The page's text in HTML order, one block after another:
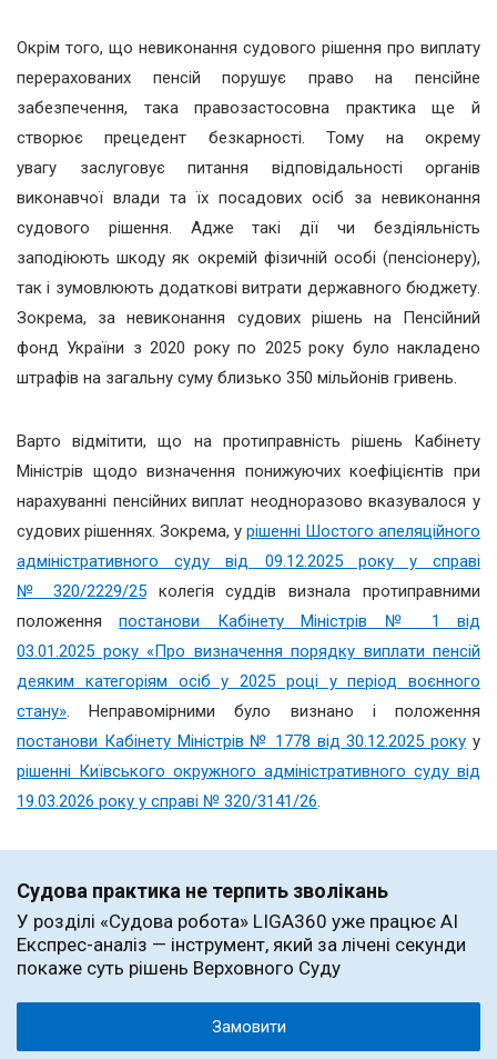
Окрім того, що невиконання судового рішення про виплату
перерахованих пенсій порушує право на пенсійне
забезпечення, така правозастосовна практика ще й
створює прецедент безкарності. Тому на окрему
увагу заслуговує питання відповідальності органів
виконавчої влади та їх посадових осіб за невиконання
судового рішення. Адже такі дії чи бездіяльність
заподіюють шкоду як окремій фізичній особі (пенсіонеру),
так і зумовлюють додаткові витрати державного бюджету.
Зокрема, за невиконання судових рішень на Пенсійний
фонд України з 2020 року по 2025 року було накладено
штрафів на загальну суму близько 350 мільйонів гривень.
Варто відмітити, що на протиправність рішень Кабінету
Міністрів щодо визначення понижуючих коефіцієнтів при
нарахуванні пенсійних виплат неодноразово вказувалося у
судових рішеннях. Зокрема, у рішенні Шостого апеляційного
адміністративного суду від 09.12.2025 року у справі
№ 320/2229/25колегія суддів визнала протиправними
положенняпостанови Кабінету Міністрів № 1 від
03.01.2025 року «Про визначення порядку виплати пенсій
деяким категоріям осіб у 2025 році у період воєнного
стану». Неправомірними було визнано і положення
постанови Кабінету Міністрів № 1778 від 30.12.2025 року у
рішенні Київського окружного адміністративного суду від
19.03.2026 року у справі № 320/3141/26.
Судова практика не терпить зволікань
У розділі «Судова робота» LIGA360 уже працює AI
Експрес-аналіз — інструмент, який за лічені секунди
покаже суть рішень Верховного Суду
Замовити